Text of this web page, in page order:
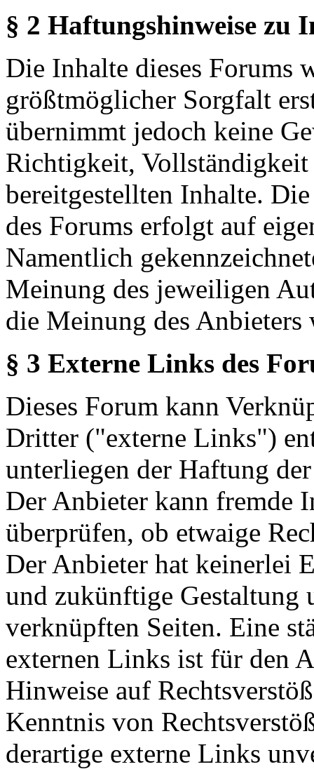
§ 2 Haftungshinweise zu
Die Inhalte dieses Forums
größtmöglicher Sorgfalt
übernimmt jedoch keine
Richtigkeit,
bereitgestellten Inhalte.
des Forums erfolgt auf
Namentlich
Meinung des jeweiligen
die Meinung des Anbieters
§ 3 Externe Links des
Dieses Forum kann
Dritter ("externe Links")
unterliegen der Haftung
Der Anbieter kann fremde
überprüfen, ob etwaige
Der Anbieter hat keinerlei
und zukünftige Gestaltung
verknüpften Seiten. Eine
externen Links ist für den
Hinweise auf
Kenntnis von
derartige externe Links